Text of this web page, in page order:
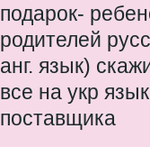
подарок-
родителей
анг. язык)
все на укр
поставщика